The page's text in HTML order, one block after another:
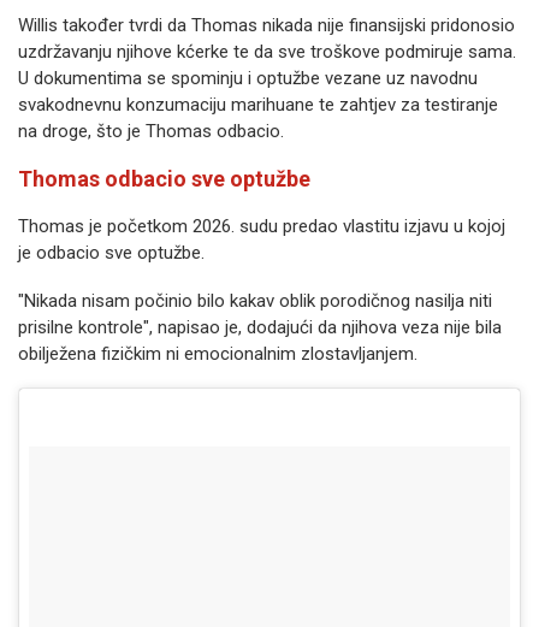
Willis također tvrdi da Thomas nikada nije finansijski pridonosio
uzdržavanju njihove kćerke te da sve troškove podmiruje sama.
U dokumentima se spominju i optužbe vezane uz navodnu
svakodnevnu konzumaciju marihuane te zahtjev za testiranje
na droge, što je Thomas odbacio.
Thomas odbacio sve optužbe
Thomas je početkom 2026. sudu predao vlastitu izjavu u kojoj
je odbacio sve optužbe.
"Nikada nisam počinio bilo kakav oblik porodičnog nasilja niti
prisilne kontrole", napisao je, dodajući da njihova veza nije bila
obilježena fizičkim ni emocionalnim zlostavljanjem.